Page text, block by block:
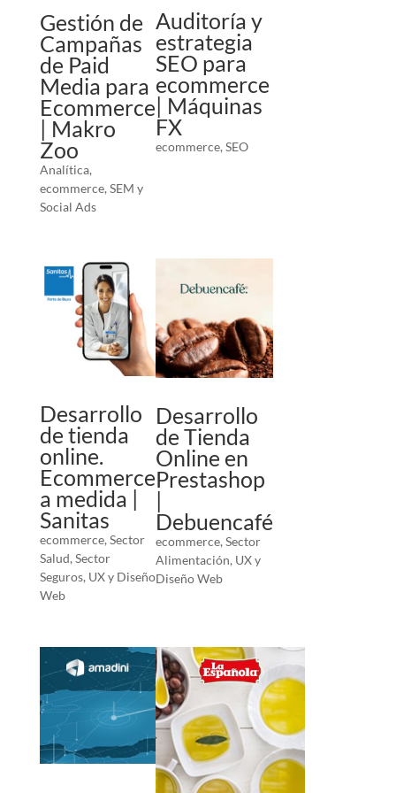
Gestión de
Campañas
de Paid
Media para
Ecommerce
| Makro
Zoo
Analítica,
ecommerce,SEM y
Social Ads
Auditoría y
estrategia
SEO para
ecommerce
| Máquinas
FX
ecommerce,SEO
Desarrollo
de tienda
online.
Ecommerce
a medida |
Sanitas
ecommerce, Sector
Salud, Sector
Seguros, UX y Diseño
Web
Desarrollo
de Tienda
Online en
Prestashop
|
Debuencafé
ecommerce, Sector
Alimentación, UX y
Diseño Web